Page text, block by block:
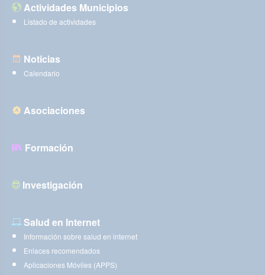
Actividades Municipios
Listado de actividades
Noticias
Calendario
Asociaciones
Formación
Investigación
Salud en Internet
Información sobre salud en internet
Enlaces recomendados
Aplicaciones Móviles (APPS)